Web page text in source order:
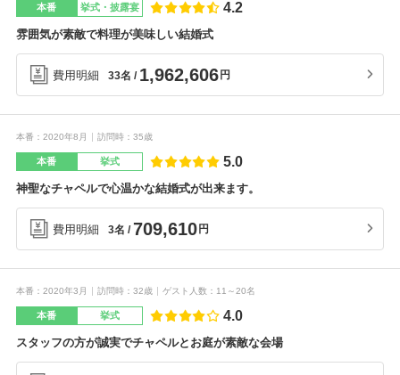
本番 挙式・披露宴 4.2
雰囲気が素敵で料理が美味しい結婚式
費用明細 33名 1,962,606 円
本番 2020年8月 訪問時 35歳
本番 挙式 5.0
神聖なチャペルで心温かな結婚式が出来ます。
費用明細 3名 709,610 円
本番 2020年3月 訪問時 32歳 ゲスト人数 11～20名
本番 挙式 4.0
スタッフの方が誠実でチャペルとお庭が素敵な会場